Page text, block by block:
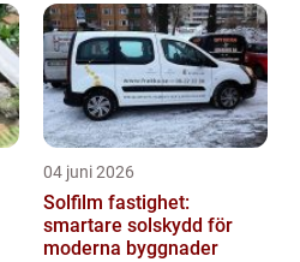
04 juni 2026
Solfilm fastighet:
smartare solskydd för
moderna byggnader